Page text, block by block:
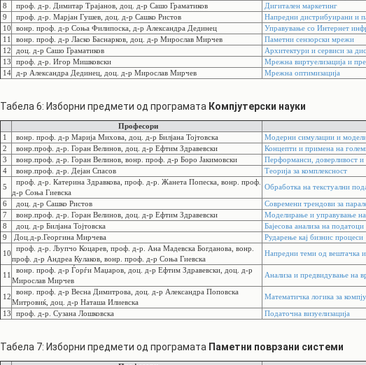
8
проф. д-р. Димитар Трајанов, доц. д-р Сашо Граматиков Дигитален маркетинг
9
проф. д-р. Марјан Гушев, доц. д-р Сашко Ристов Напредни дистрибуирани и
10
вонр. проф. д-р Соња Филипоска, д-р Александра Дединец Управување со Интернет
11
вонр. проф. д-р Ласко Баснарков, доц. д-р Мирослав Мирчев Паметни сензорски мрежи
12
доц. д-р Сашо Граматиков Архитектури и сервиси за
13
проф. д-р. Игор Мишковски Мрежна виртуелизација и
14 д-р Александра Дединец, доц. д-р Мирослав Мирчев Мрежна оптимизација
Табела 6: Изборни предмети од програмата Компјутерски науки
Професори
1
вонр. проф. д-р Марија Михова, доц. д-р Билјана Тојтовска Модерни симулации и
2
вонр.проф. д-р. Горан Велинов, доц. д-р Ефтим Здравевски Концепти и примена на
3
вонр.проф. д-р. Горан Велинов, вонр. проф. д-р Боро Јакимовски Перформанси, доверливост и
4
вонр.проф. д-р. Дејан Спасов Теорија за комплексност
5
проф. д-р. Катерина Здравкова, проф. д-р. Жанета Попеска, вонр. проф.
д-р Соња Гиевска
Обработка на текстуални
6 доц. д-р Сашко Ристов Современи трендови за
7
вонр.проф. д-р. Горан Велинов, доц. д-р Ефтим Здравевски Моделирање и управување
8
доц. д-р Билјана Тојтовска Бајесова анализа на податоци
9
Доц.д-р.Георгина Мирчева Рударење кај бизнис процеси
10
проф. д-р. Љупчо Коцарев, проф. д-р. Ана Мадевска Богданова, вонр.
проф. д-р Андреа Кулаков, вонр. проф. д-р Соња Гиевска
Напредни теми од вештачка
11
вонр. проф. д-р Ѓорѓи Маџаров, доц. д-р Ефтим Здравевски, доц. д-р
Мирослав Мирчев
Анализа и предвидување на
12
вонр. проф. д-р Весна Димитрова, доц. д-р Александра Поповска
Митровиќ, доц. д-р Наташа Илиевска
Математичка логика за
13 проф. д-р. Сузана Лошковска Податочна визуелизација
Табела 7: Изборни предмети од програмата Паметни поврзани системи